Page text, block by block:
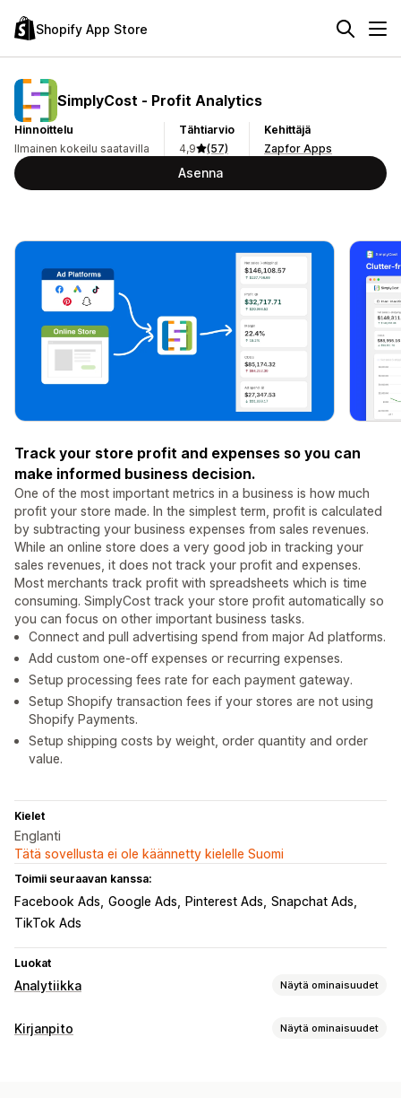
Shopify App Store
SimplyCost ‑ Profit Analytics
Hinnoittelu
Ilmainen kokeilu saatavilla
Tähtiarvio
4,9
(57)
Kehittäjä
Zapfor Apps
Asenna
Track your store profit and expenses so you can
make informed business decision.
One of the most important metrics in a business is how much
profit your store made. In the simplest term, profit is calculated
by subtracting your business expenses from sales revenues.
While an online store does a very good job in tracking your
sales revenues, it does not track your profit and expenses.
Most merchants track profit with spreadsheets which is time
consuming. SimplyCost track your store profit automatically so
you can focus on other important business tasks.
Connect and pull advertising spend from major Ad platforms.
Add custom one-off expenses or recurring expenses.
Setup processing fees rate for each payment gateway.
Setup Shopify transaction fees if your stores are not using
Shopify Payments.
Setup shipping costs by weight, order quantity and order
value.
Kielet
Englanti
Tätä sovellusta ei ole käännetty kielelle Suomi
Toimii seuraavan kanssa:
Facebook Ads Google Ads Pinterest Ads Snapchat Ads
TikTok Ads
Luokat
Analytiikka Näytä ominaisuudet
Asiakkaiden käyttäytyminen
Kirjanpito Näytä ominaisuudet